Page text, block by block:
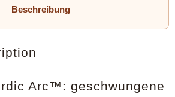
Beschreibung
Arc™: geschwungene